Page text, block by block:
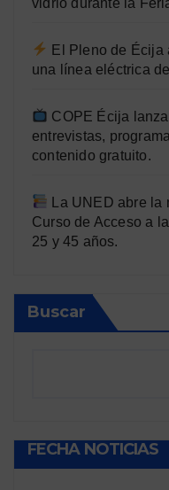
El Pleno de Écija
una línea eléctrica
COPE Écija
entrevistas,
contenido gratuito.
La UNED abre la
Curso de Acceso a
25 y 45 años.
Buscar
FECHA NOTICIAS